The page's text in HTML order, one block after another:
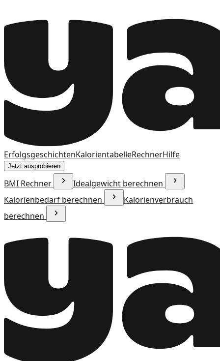
ErfolgsgeschichtenKalorientabelleRechnerHilfe
Jetzt ausprobieren
BMI Rechner
Idealgewicht berechnen
Kalorienbedarf berechnen
Kalorienverbrauch
berechnen